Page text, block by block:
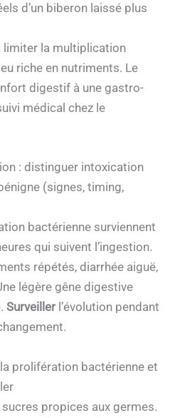
d’un biberon laissé plus
limiter la multiplication
riche en nutriments. Le
digestif à une gastro-
médical chez le
: distinguer intoxication
(signes, timing,
bactérienne surviennent
qui suivent l’ingestion.
répétés, diarrhée aiguë,
légère gêne digestive
Surveillerl’évolution pendant
prolifération bactérienne et
propices aux germes.